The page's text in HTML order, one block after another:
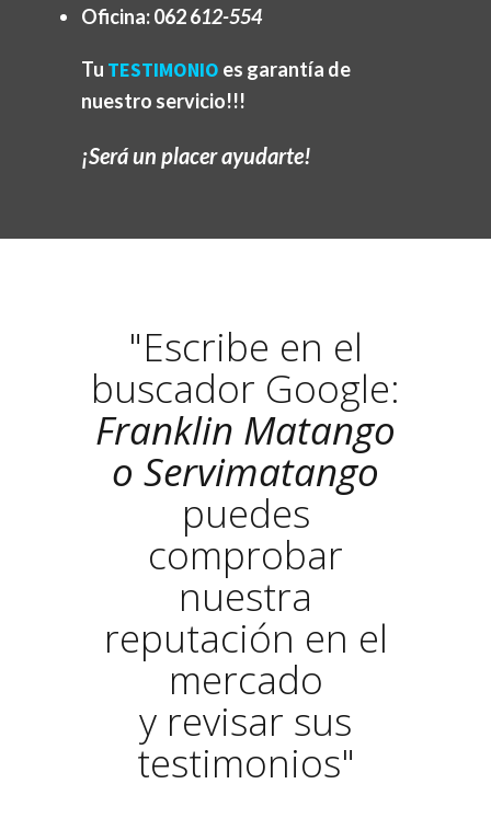
Oficina:062 612-554
Tu TESTIMONIO es garantía de
nuestro servicio!!!
¡Será un placer ayudarte!
"Escribe en el
buscador Google:
Franklin Matango
o Servimatango
puedes
comprobar
nuestra
reputación en el
mercado
y revisar sus
testimonios"